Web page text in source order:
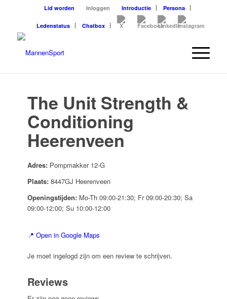
Lid worden Inloggen Introductie Persona
Ledenstatus Chatbox
The Unit Strength &
Conditioning
Heerenveen
Adres:Pompmakker 12-G
Plaats:8447GJ Heerenveen
Openingstijden:Mo-Th 09:00-21:30; Fr 09:00-20:30; Sa
09:00-12:00; Su 10:00-12:00
📍 Open in Google Maps
Je moet ingelogd zijn om een review te schrijven.
Reviews